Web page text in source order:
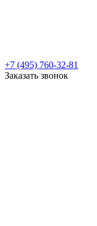
+7 (495) 760-32-81
Заказать звонок